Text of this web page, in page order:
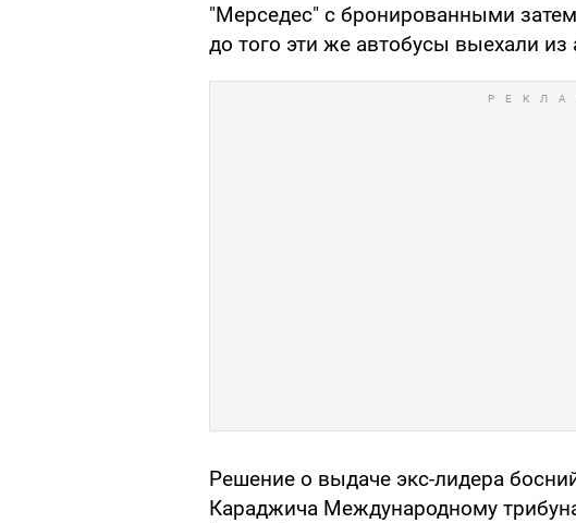
"Мерседес" с бронированными
до того эти же автобусы выехали из
Решение о выдаче экс-лидера
Караджича Международному